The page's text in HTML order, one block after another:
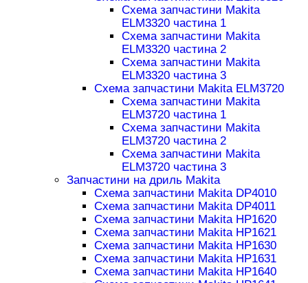
Схема запчастини Makita
ELM3320 частина 1
Схема запчастини Makita
ELM3320 частина 2
Схема запчастини Makita
ELM3320 частина 3
Схема запчастини Makita ELM3720
Схема запчастини Makita
ELM3720 частина 1
Схема запчастини Makita
ELM3720 частина 2
Схема запчастини Makita
ELM3720 частина 3
Запчастини на дриль Makita
Схема запчастини Makita DP4010
Схема запчастини Makita DP4011
Схема запчастини Makita HP1620
Схема запчастини Makita HP1621
Схема запчастини Makita HP1630
Схема запчастини Makita HP1631
Схема запчастини Makita HP1640